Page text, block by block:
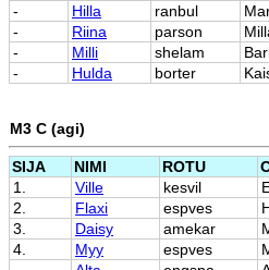
-
Hilla ranbul
-
Riina parson
-
Milli shelam
-
Hulda borter
M3 C (agi)
SIJA NIMI ROTU
1.
Ville kesvil
2.
Flaxi espves
3.
Daisy amekar
4.
Myy espves